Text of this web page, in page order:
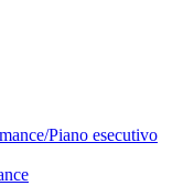
Piano esecutivo